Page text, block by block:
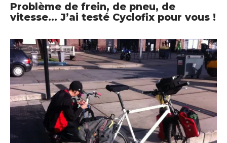
Problème de frein, de pneu, de
vitesse… J’ai testé Cyclofix pour vous !